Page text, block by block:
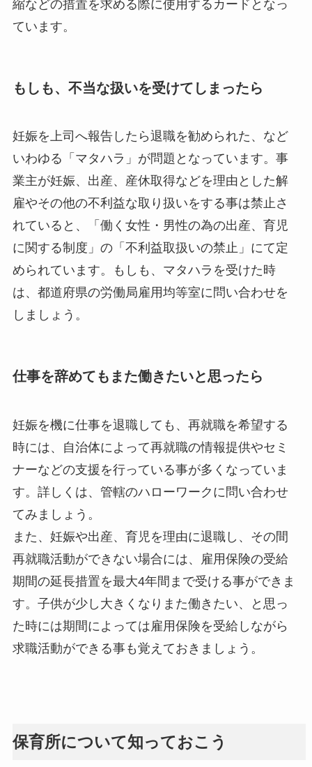
縮などの措置を求める際に使用するカードとなっ
ています。
もしも、不当な扱いを受けてしまったら
妊娠を上司へ報告したら退職を勧められた、など
いわゆる「マタハラ」が問題となっています。事
業主が妊娠、出産、産休取得などを理由とした解
雇やその他の不利益な取り扱いをする事は禁止さ
れていると、「働く女性・男性の為の出産、育児
に関する制度」の「不利益取扱いの禁止」にて定
められています。もしも、マタハラを受けた時
は、都道府県の労働局雇用均等室に問い合わせを
しましょう。
仕事を辞めてもまた働きたいと思ったら
妊娠を機に仕事を退職しても、再就職を希望する
時には、自治体によって再就職の情報提供やセミ
ナーなどの支援を行っている事が多くなっていま
す。詳しくは、管轄のハローワークに問い合わせ
てみましょう。
また、妊娠や出産、育児を理由に退職し、その間
再就職活動ができない場合には、雇用保険の受給
期間の延長措置を最大4年間まで受ける事ができま
す。子供が少し大きくなりまた働きたい、と思っ
た時には期間によっては雇用保険を受給しながら
求職活動ができる事も覚えておきましょう。
保育所について知っておこう